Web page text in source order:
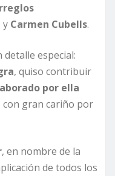
y Carmen Cubells.
detalle especial:
, quiso contribuir
por ella
con gran cariño por
, en nombre de la
de todos los